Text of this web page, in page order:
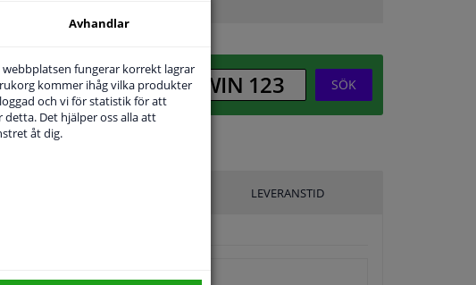
SÖK
LEVERANSTID
Avhandlar
fungerar korrekt lagrar
kommer ihåg vilka produkter
och vi för statistik för att
Det hjälper oss alla att
åt dig.